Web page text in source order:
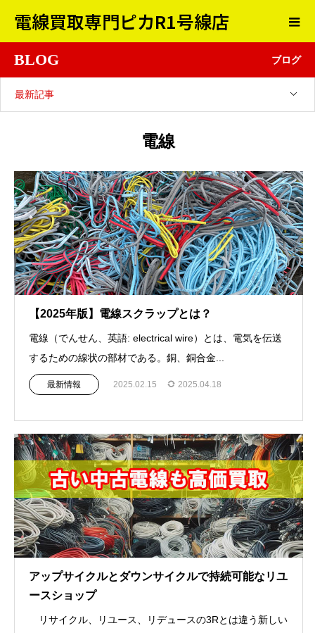
電線買取専門ピカR1号線店
BLOG ブログ
最新記事
電線
【2025年版】電線スクラップとは？
電線（でんせん、英語: electrical wire）とは、電気を伝送
するための線状の部材である。銅、銅合金...
最新情報 2025.02.15 2025.04.18
アップサイクルとダウンサイクルで持続可能なリユ
ースショップ
リサイクル、リユース、リデュースの3Rとは違う新しい